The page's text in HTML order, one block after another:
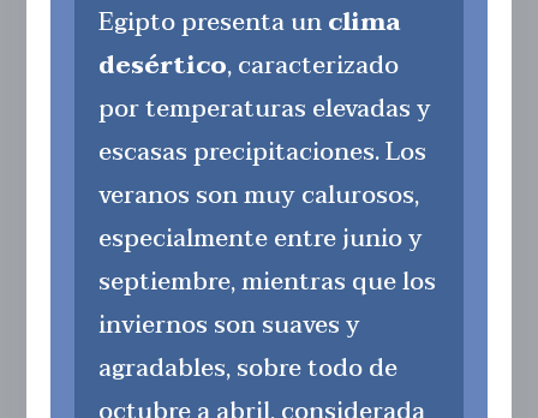
Egipto presenta unclima
desértico, caracterizado
por temperaturas elevadas y
escasas precipitaciones. Los
veranos son muy calurosos,
especialmente entre junio y
septiembre, mientras que los
inviernos son suaves y
agradables, sobre todo de